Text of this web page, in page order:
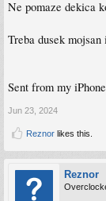
Ne pomaze dekica
Treba dusek
Sent from my
Jun 23, 2024
Reznor likes this.
Reznor